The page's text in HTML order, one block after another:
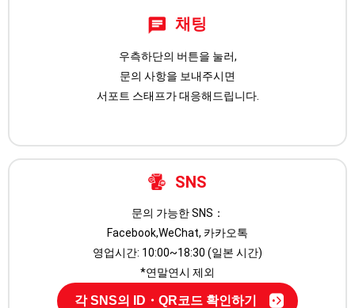
채팅
우측하단의 버튼을 눌러,
문의 사항을 보내주시면
서포트 스태프가 대응해드립니다.
SNS
문의 가능한 SNS：
Facebook,WeChat, 카카오톡
영업시간: 10:00~18:30 (일본 시간)
*연말연시 제외
각 SNS의 ID・QR코드 확인하기